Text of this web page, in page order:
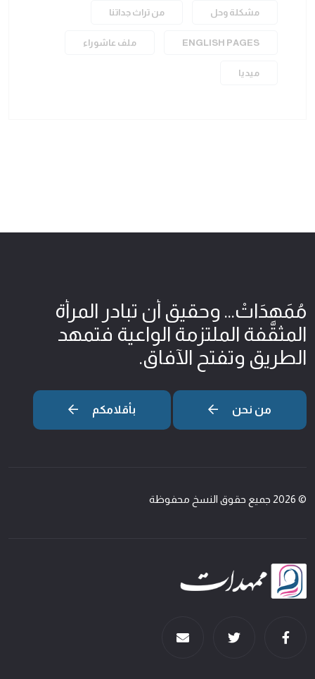
مشكلة وحل من تراث جداتنا
ENGLISH PAGES ملف عاشوراء
ميديا
مُمَهِدَاتْ... وحقيق أن تبادر المرأة
المثقّفة الملتزمة الواعية فتمهد
الطريق وتفتح الآفاق.
من نحن بأقلامكم
© 2026 جميع حقوق النسخ محفوظة